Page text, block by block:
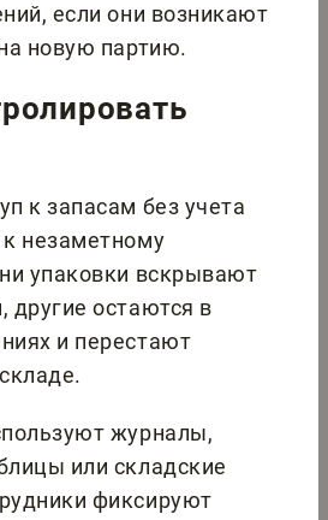
если они возникают
новую партию.
к запасам без учета
незаметному
упаковки вскрывают
другие остаются в
и перестают
журналы,
или складские
фиксируют